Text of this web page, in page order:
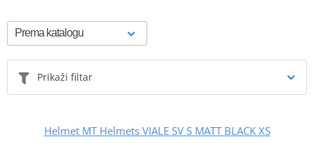
Prikaži filtar
Helmet MT Helmets VIALE SV S MATT BLACK XS